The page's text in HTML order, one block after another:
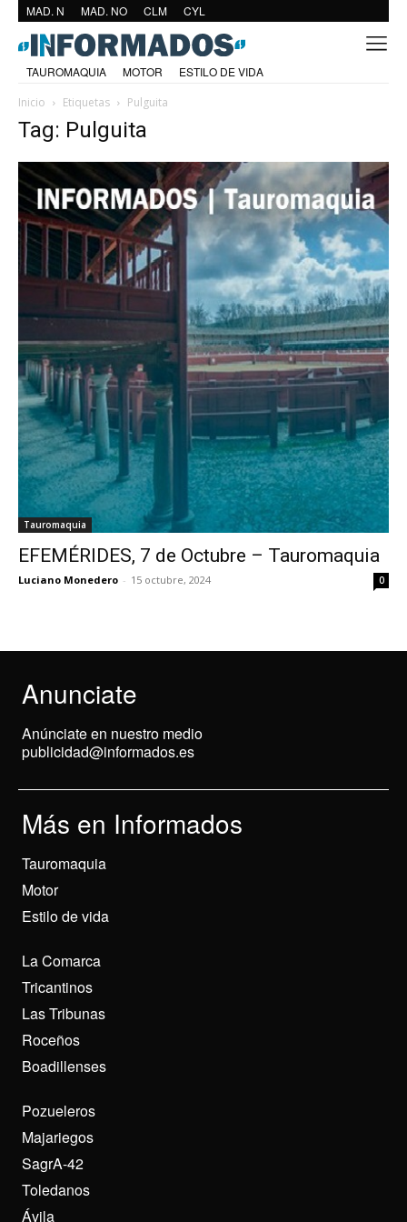
MAD. N MAD. NO CLM CYL
TAUROMAQUIA MOTOR
ESTILO DE VIDA
Inicio
Etiquetas Pulguita
Tag: Pulguita
Tauromaquia
EFEMÉRIDES, 7 de Octubre – Tauromaquia
Luciano Monedero - 15 octubre, 2024 0
Anunciate
Anúnciate en nuestro medio
publicidad@informados.es
Más en Informados
Tauromaquia
Motor
Estilo de vida
La Comarca
Tricantinos
Las Tribunas
Roceños
Boadillenses
Pozueleros
Majariegos
SagrA-42
Toledanos
Ávila